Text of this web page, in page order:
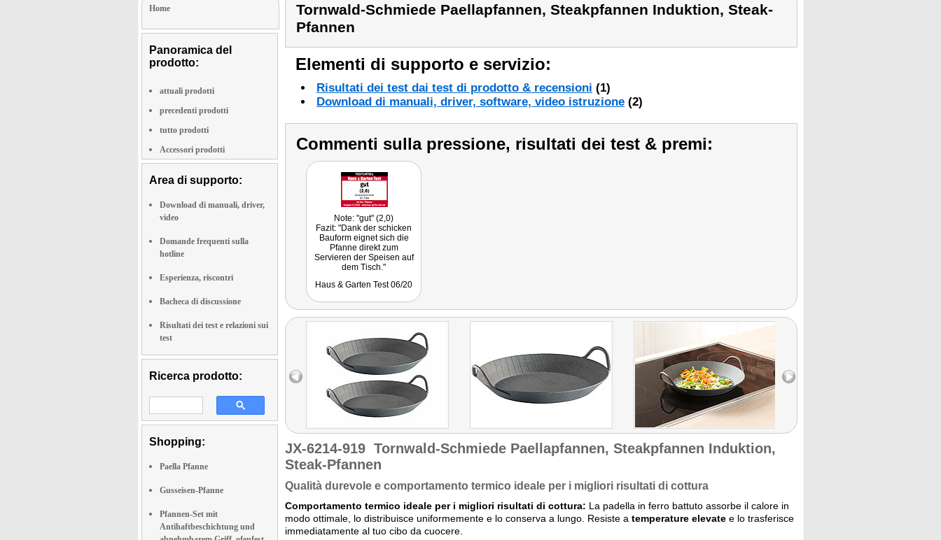
Home
Panoramica del
prodotto:
attuali prodotti
precedenti prodotti
tutto prodotti
Accessori prodotti
Area di supporto:
Download di manuali, driver,
video
Domande frequenti sulla
hotline
Esperienza, riscontri
Bacheca di discussione
Risultati dei test e relazioni sui
test
Ricerca prodotto:
Shopping:
Paella Pfanne
Gusseisen-Pfanne
Pfannen-Set mit
Antihaftbeschichtung und
Tornwald-Schmiede Paellapfannen, Steakpfannen Induktion, Steak-
Pfannen
Elementi di supporto e servizio:
Risultati dei test dai test di prodotto & recensioni (1)
Download di manuali, driver, software, video istruzione (2)
Commenti sulla pressione, risultati dei test & premi:
Note: "gut" (2,0)
Fazit: "Dank der schicken
Bauform eignet sich die
Pfanne direkt zum
Servieren der Speisen auf
dem Tisch."
Modell NC-2388.
Haus & Garten Test 06/20
JX-6214-919 Tornwald-Schmiede Paellapfannen, Steakpfannen Induktion,
Steak-Pfannen
Qualità durevole e comportamento termico ideale per i migliori risultati di cottura
Comportamento termico ideale per i migliori risultati di cottura: La padella in ferro battuto assorbe il calore in
modo ottimale, lo distribuisce uniformemente e lo conserva a lungo. Resiste a temperature elevate e lo trasferisce
immediatamente al tuo cibo da cuocere.